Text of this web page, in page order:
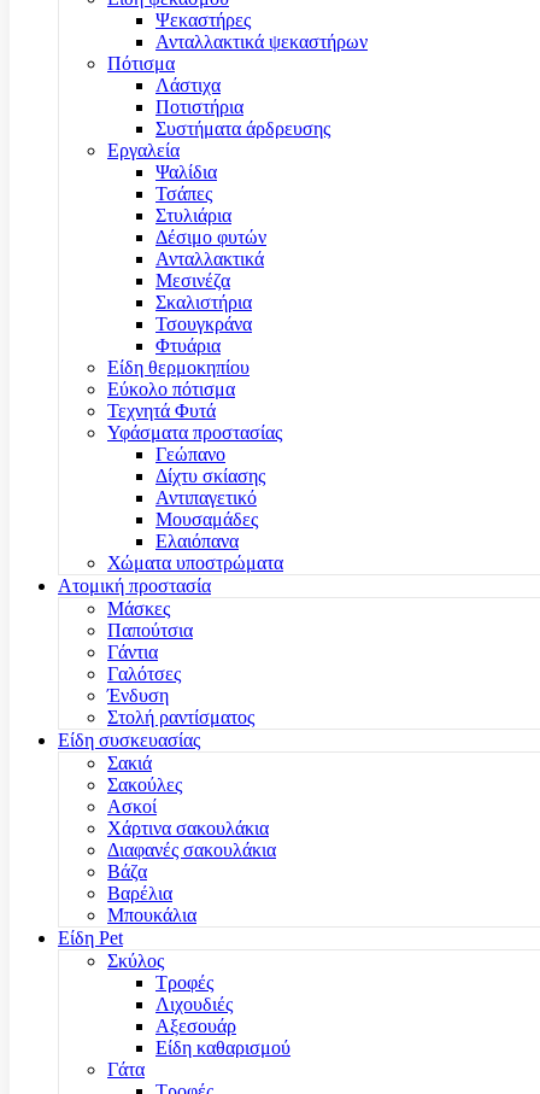
Ψεκαστήρες
Ανταλλακτικά ψεκαστήρων
Πότισμα
Λάστιχα
Ποτιστήρια
Συστήματα άρδρευσης
Εργαλεία
Ψαλίδια
Τσάπες
Στυλιάρια
Δέσιμο φυτών
Ανταλλακτικά
Μεσινέζα
Σκαλιστήρια
Τσουγκράνα
Φτυάρια
Είδη θερμοκηπίου
Εύκολο πότισμα
Τεχνητά Φυτά
Υφάσματα προστασίας
Γεώπανο
Δίχτυ σκίασης
Αντιπαγετικό
Μουσαμάδες
Ελαιόπανα
Χώματα υποστρώματα
Ατομική προστασία
Μάσκες
Παπούτσια
Γάντια
Γαλότσες
Ένδυση
Στολή ραντίσματος
Είδη συσκευασίας
Σακιά
Σακούλες
Ασκοί
Χάρτινα σακουλάκια
Διαφανές σακουλάκια
Βάζα
Βαρέλια
Μπουκάλια
Είδη Pet
Σκύλος
Τροφές
Λιχουδιές
Αξεσουάρ
Είδη καθαρισμού
Γάτα